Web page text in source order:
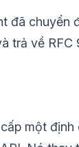
đã chuyển
trả về RFC
một